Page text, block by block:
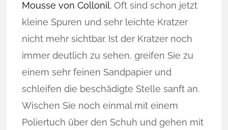
Mousse von Collonil. Oft sind schon jetzt
kleine Spuren und sehr leichte Kratzer
nicht mehr sichtbar. Ist der Kratzer noch
immer deutlich zu sehen, greifen Sie zu
einem sehr feinen Sandpapier und
schleifen die beschädigte Stelle sanft an.
Wischen Sie noch einmal mit einem
Poliertuch über den Schuh und gehen mit